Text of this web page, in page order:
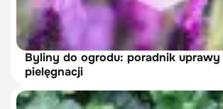
Byliny do ogrodu: poradnik uprawy
pielęgnacji